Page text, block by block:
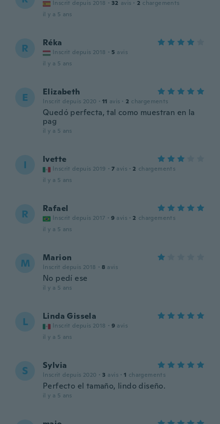
Inscrit depuis 2018 · 32 avis · 2 chargements
il y a 5 ans
R Réka
Inscrit depuis 2018 · 5 avis
il y a 5 ans
E Elizabeth
Inscrit depuis 2020 · 11 avis · 2 chargements
Quedó perfecta, tal como muestran en la
pag
il y a 5 ans
I Ivette
Inscrit depuis 2019 · 7 avis · 2 chargements
il y a 5 ans
R Rafael
Inscrit depuis 2017 · 9 avis · 2 chargements
il y a 5 ans
M Marion
Inscrit depuis 2018 · 8 avis
No pedí ese
il y a 5 ans
L Linda Gissela
Inscrit depuis 2018 · 9 avis
il y a 5 ans
S Sylvia
Inscrit depuis 2020 · 3 avis · 1 chargements
Perfecto el tamaño, lindo diseño.
il y a 5 ans